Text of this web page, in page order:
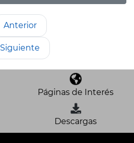
Anterior
Siguiente
Páginas de Interés
Descargas